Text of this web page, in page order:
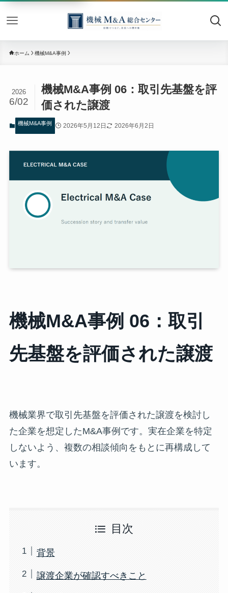
機械
ホーム 機械M&A事例
機械M&A事例 06：取引先基盤を評
価された譲渡
2026
6/02
機械M&A事例 2026年5月12日 2026年6月2日
機械M&A事例 06：取引
先基盤を評価された譲渡
機械業界で取引先基盤を評価された譲渡を検討し
た企業を想定したM&A事例です。実在企業を特定
しないよう、複数の相談傾向をもとに再構成して
います。
目次
背景
譲渡企業が確認すべきこと